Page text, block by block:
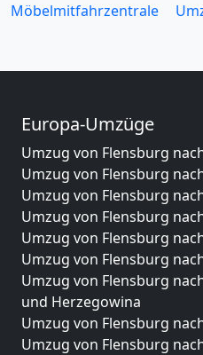
Möbelmitfahrzentrale
Europa-Umzüge
Umzug von Flensburg
Umzug von Flensburg
Umzug von Flensburg
Umzug von Flensburg
Umzug von Flensburg
Umzug von Flensburg
Umzug von Flensburg
und Herzegowina
Umzug von Flensburg
Umzug von Flensburg